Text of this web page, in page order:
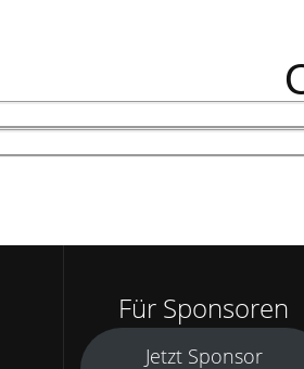
Für Sponsoren
Jetzt Sponsor